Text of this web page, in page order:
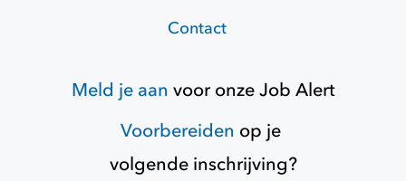
Contact
Meld je aan voor onzeJob Alert
Voorbereiden op je
volgende inschrijving?